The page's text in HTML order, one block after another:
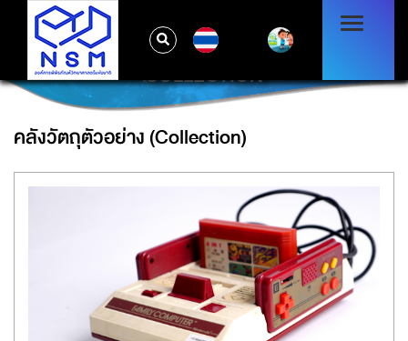
COLLECTION
คลังวัตถุตัวอย่าง (Collection)